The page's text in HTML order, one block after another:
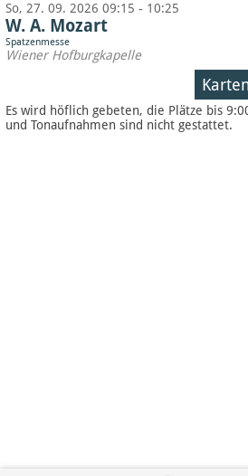
So, 27. 09. 2026 09:15 - 10:25
W. A. Mozart
Spatzenmesse
Wiener Hofburgkapelle
Es wird höflich gebeten, die Plätze bis
und Tonaufnahmen sind nicht gestattet.